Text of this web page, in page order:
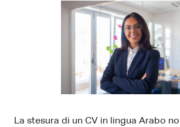
La stesura di un CV in lingua Arabo